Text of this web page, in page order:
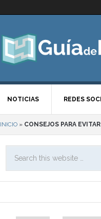
NOTICIAS REDES
INICIO » CONSEJOS PARA